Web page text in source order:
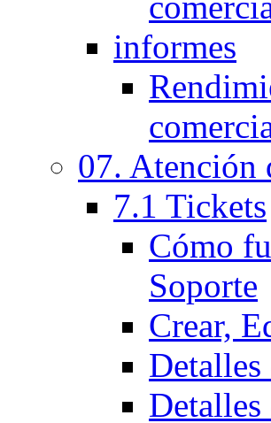
informes
07. Atención
7.1 Tickets
Cómo
Soporte
Crear,